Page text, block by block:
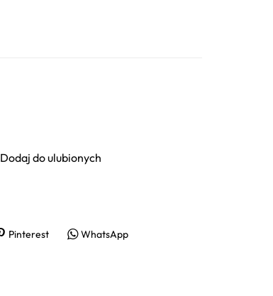
Dodaj do ulubionych
Pinterest WhatsApp